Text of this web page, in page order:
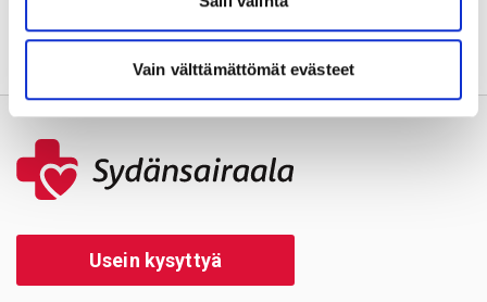
Vain välttämättömät evästeet
Usein kysyttyä